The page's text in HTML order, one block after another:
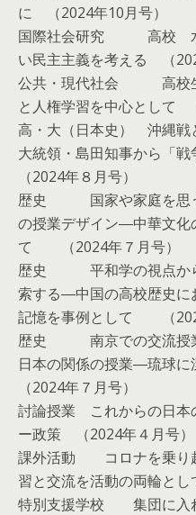
に （2024年10月号）
国際社会研究 高校 水
い民主主義を考える （
公共・現代社会 高校生
と人権学習を中心として
高・大（日本史） 沖縄戦
大統領・島田知事から「
（2024年８月号）
歴史 国家や家庭を思う
の授業デザイン―中華文化
て （2024年７月号）
歴史 平和学の視点から
索する―中国の高校歴史に
記憶を事例として （
歴史 南京での交流授業
日本の関係の授業―琉球
（2024年７月号）
討論授業 これからの日本
ー政策 （2024年４月号）
課外活動 コロナを乗り
習と交流を活動の両輪と
特別支援学校 集団に入